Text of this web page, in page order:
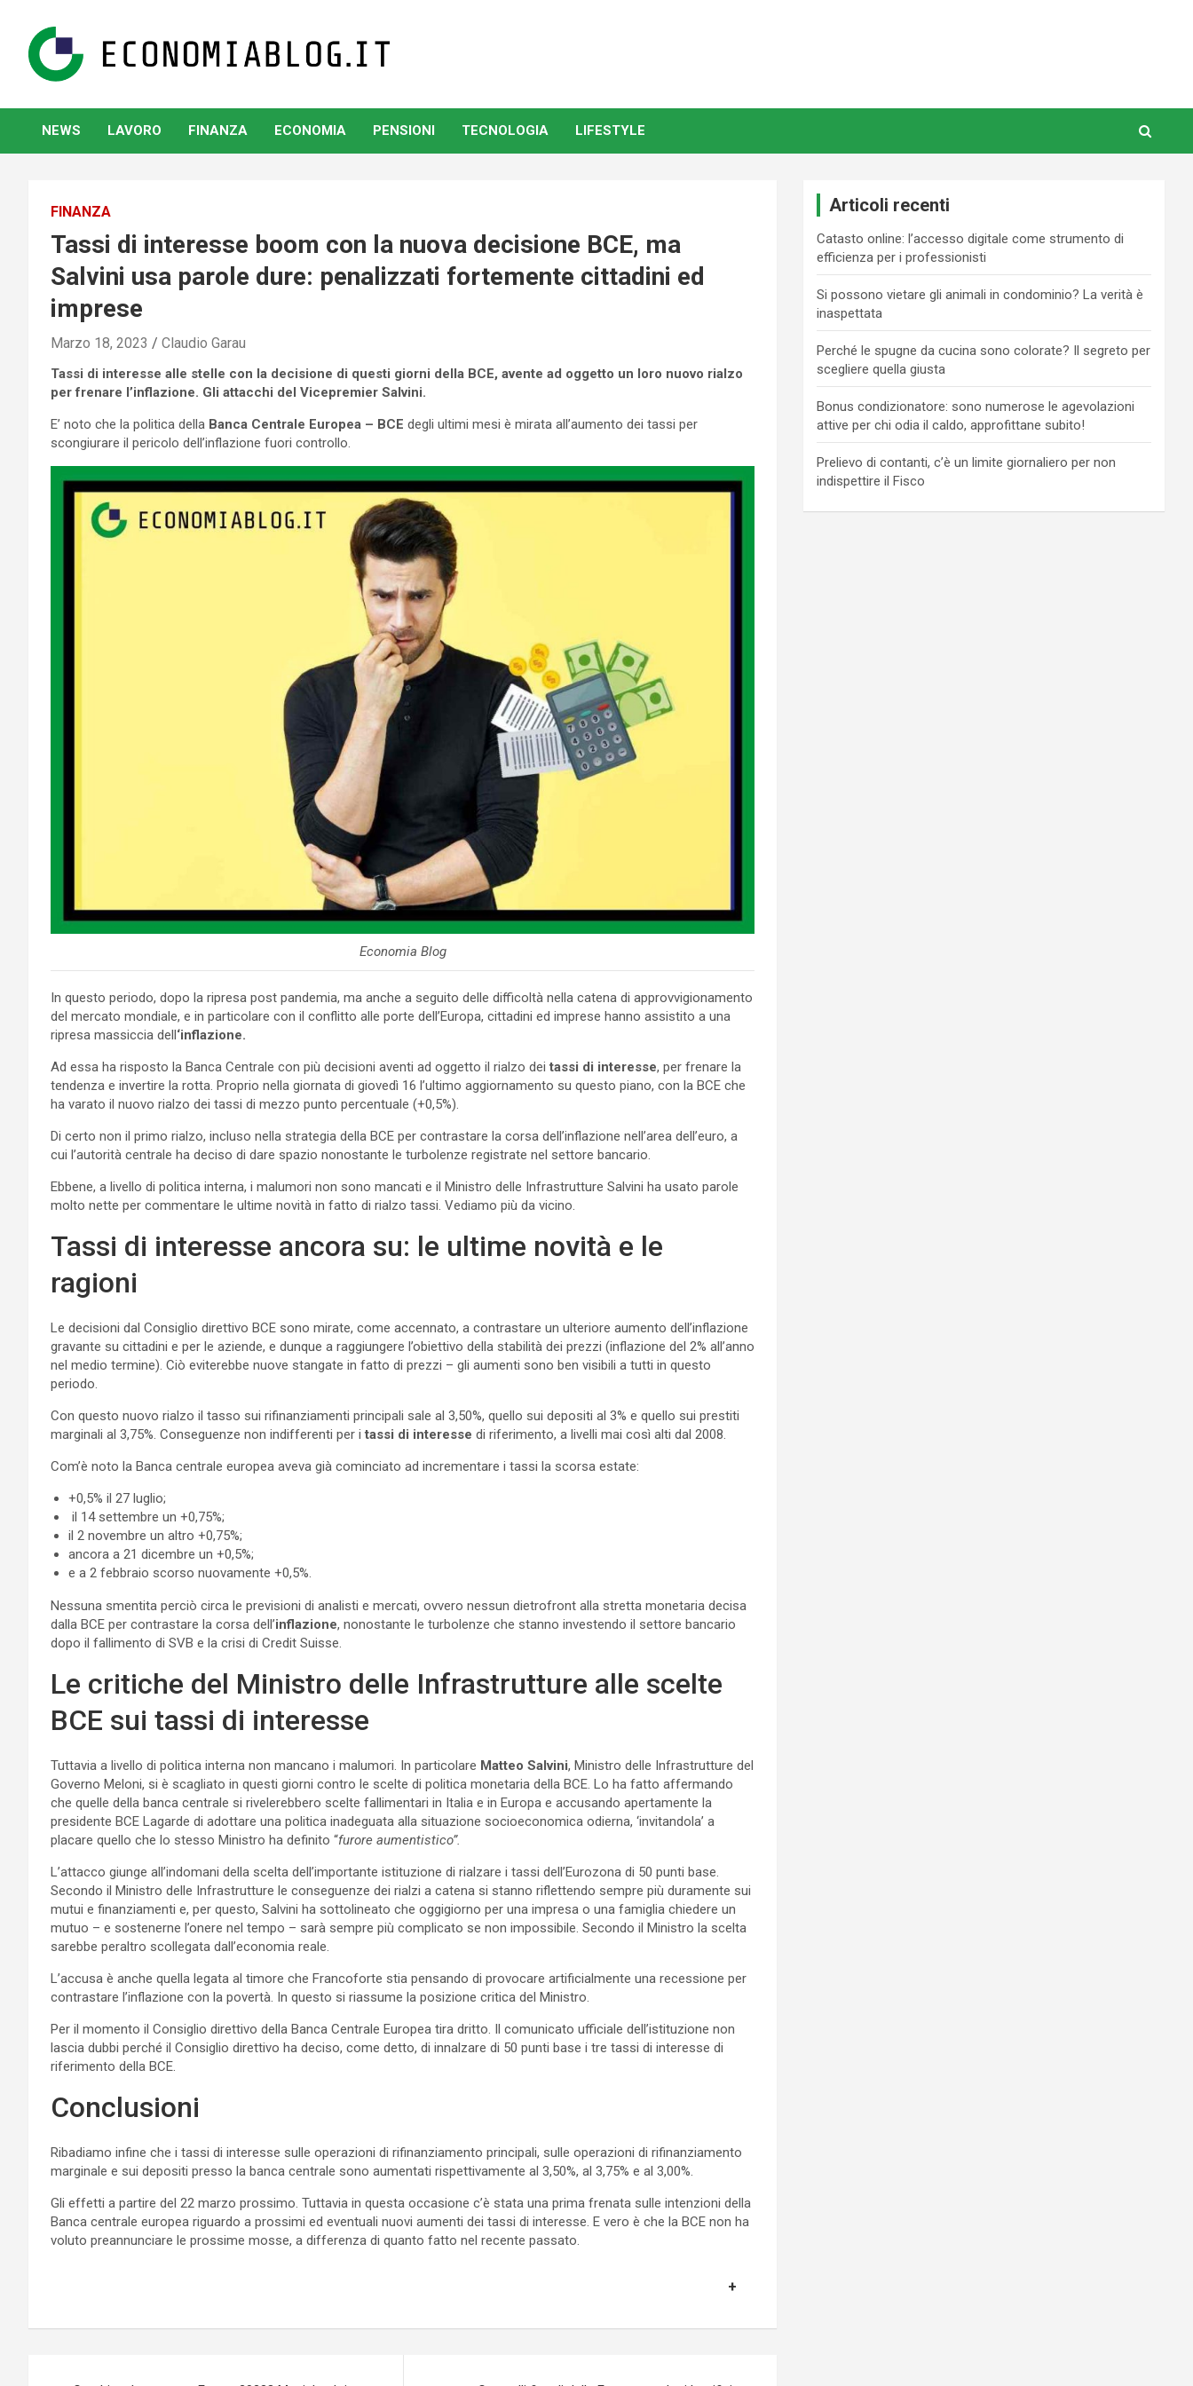
content
www.economiablog.it
NEWS LAVORO FINANZA ECONOMIA PENSIONI TECNOLOGIA LIFESTYLE
FINANZA
Tassi di interesse boom con la nuova decisione BCE, ma
Salvini usa parole dure: penalizzati fortemente cittadini ed
imprese
Marzo 18, 2023 Claudio Garau
Tassi di interesse alle stelle con la decisione di questi giorni della BCE, avente ad oggetto un loro nuovo rialzo
per frenare l’inflazione. Gli attacchi del Vicepremier Salvini.
E’ noto che la politica della Banca Centrale Europea – BCE degli ultimi mesi è mirata all’aumento dei tassi per
scongiurare il pericolo dell’inflazione fuori controllo.
Economia Blog
In questo periodo, dopo la ripresa post pandemia, ma anche a seguito delle difficoltà nella catena di approvvigionamento
del mercato mondiale, e in particolare con il conflitto alle porte dell’Europa, cittadini ed imprese hanno assistito a una
ripresa massiccia dell‘inflazione.
Ad essa ha risposto la Banca Centrale con più decisioni aventi ad oggetto il rialzo deitassi di interesse, per frenare la
tendenza e invertire la rotta. Proprio nella giornata di giovedì 16 l’ultimo aggiornamento su questo piano, con la BCE che
ha varato il nuovo rialzo dei tassi di mezzo punto percentuale (+0,5%).
Di certo non il primo rialzo, incluso nella strategia della BCE per contrastare la corsa dell’inflazione nell’area dell’euro, a
cui l’autorità centrale ha deciso di dare spazio nonostante le turbolenze registrate nel settore bancario.
Ebbene, a livello di politica interna, i malumori non sono mancati e il Ministro delle Infrastrutture Salvini ha usato parole
molto nette per commentare le ultime novità in fatto di rialzo tassi. Vediamo più da vicino.
Tassi di interesse ancora su: le ultime novità e le
ragioni
Le decisioni dal Consiglio direttivo BCE sono mirate, come accennato, a contrastare un ulteriore aumento dell’inflazione
gravante su cittadini e per le aziende, e dunque a raggiungere l’obiettivo della stabilità dei prezzi (inflazione del 2% all’anno
nel medio termine). Ciò eviterebbe nuove stangate in fatto di prezzi – gli aumenti sono ben visibili a tutti in questo
periodo.
Con questo nuovo rialzo il tasso sui rifinanziamenti principali sale al 3,50%, quello sui depositi al 3% e quello sui prestiti
marginali al 3,75%. Conseguenze non indifferenti per itassi di interesse di riferimento, a livelli mai così alti dal 2008.
Com’è noto la Banca centrale europea aveva già cominciato ad incrementare i tassi la scorsa estate:
+0,5% il 27 luglio;
il 14 settembre un +0,75%;
il 2 novembre un altro +0,75%;
ancora a 21 dicembre un +0,5%;
e a 2 febbraio scorso nuovamente +0,5%.
Nessuna smentita perciò circa le previsioni di analisti e mercati, ovvero nessun dietrofront alla stretta monetaria decisa
dalla BCE per contrastare la corsa dell’inflazione, nonostante le turbolenze che stanno investendo il settore bancario
dopo il fallimento di SVB e la crisi di Credit Suisse.
Le critiche del Ministro delle Infrastrutture alle scelte
BCE sui tassi di interesse
Tuttavia a livello di politica interna non mancano i malumori. In particolare Matteo Salvini, Ministro delle Infrastrutture del
Governo Meloni, si è scagliato in questi giorni contro le scelte di politica monetaria della BCE. Lo ha fatto affermando
che quelle della banca centrale si rivelerebbero scelte fallimentari in Italia e in Europa e accusando apertamente la
presidente BCE Lagarde di adottare una politica inadeguata alla situazione socioeconomica odierna, ‘invitandola’ a
placare quello che lo stesso Ministro ha definito “furore aumentistico”.
L’attacco giunge all’indomani della scelta dell’importante istituzione di rialzare i tassi dell’Eurozona di 50 punti base.
Secondo il Ministro delle Infrastrutture le conseguenze dei rialzi a catena si stanno riflettendo sempre più duramente sui
mutui e finanziamenti e, per questo, Salvini ha sottolineato che oggigiorno per una impresa o una famiglia chiedere un
mutuo – e sostenerne l’onere nel tempo – sarà sempre più complicato se non impossibile. Secondo il Ministro la scelta
sarebbe peraltro scollegata dall’economia reale.
L’accusa è anche quella legata al timore che Francoforte stia pensando di provocare artificialmente una recessione per
contrastare l’inflazione con la povertà. In questo si riassume la posizione critica del Ministro.
Per il momento il Consiglio direttivo della Banca Centrale Europea tira dritto. Il comunicato ufficiale dell’istituzione non
lascia dubbi perché il Consiglio direttivo ha deciso, come detto, di innalzare di 50 punti base i tre tassi di interesse di
riferimento della BCE.
Conclusioni
Ribadiamo infine che i tassi di interesse sulle operazioni di rifinanziamento principali, sulle operazioni di rifinanziamento
marginale e sui depositi presso la banca centrale sono aumentati rispettivamente al 3,50%, al 3,75% e al 3,00%.
Gli effetti a partire del 22 marzo prossimo. Tuttavia in questa occasione c’è stata una prima frenata sulle intenzioni della
Banca centrale europea riguardo a prossimi ed eventuali nuovi aumenti dei tassi di interesse. E vero è che la BCE non ha
voluto preannunciare le prossime mosse, a differenza di quanto fatto nel recente passato.
Articoli recenti
Catasto online: l’accesso digitale come strumento di
efficienza per i professionisti
Si possono vietare gli animali in condominio? La verità è
inaspettata
Perché le spugne da cucina sono colorate? Il segreto per
scegliere quella giusta
Bonus condizionatore: sono numerose le agevolazioni
attive per chi odia il caldo, approfittane subito!
Prelievo di contanti, c’è un limite giornaliero per non
indispettire il Fisco